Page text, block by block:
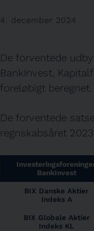
4. december 2024
De forventede
BankInvest,
foreløbigt beregnet.
De forventede
regnskabsåret
BankInvest
BIX Danske Aktier
Indeks A
BIX Globale Aktier
Indeks KL